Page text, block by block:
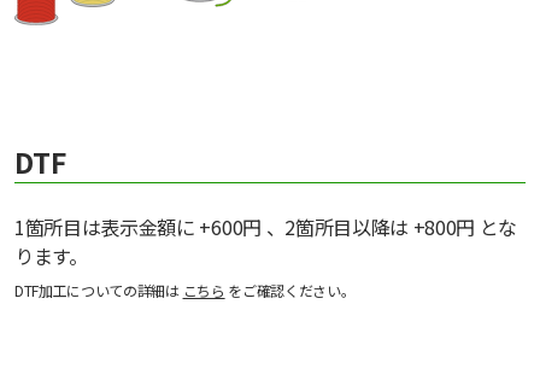
DTF
1箇所目は表示金額に +600円 、2箇所目以降は +800円 とな
ります。
DTF加工についての詳細は こちら をご確認ください。